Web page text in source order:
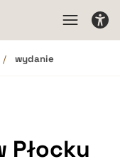
wydanie
Płocku